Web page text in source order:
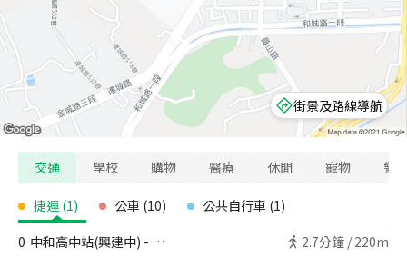
街景及路線導航
交通 學校 購物 醫療 休閒 寵物 警
捷運 (1) 公車 (10) 公共自行車 (1)
0 中和高中站(興建中) - 出口 2.7分鐘 / 220m